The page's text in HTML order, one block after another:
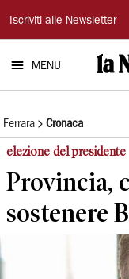
La
Nuova
Ferrara
Iscriviti alle Newsletter
MENU
Ferrara Cronaca
elezione del presidente
Provincia,
sostenere